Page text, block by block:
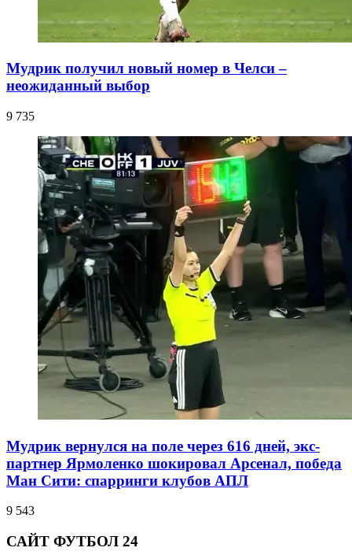
Мудрик получил новый номер в Челси –
неожиданный выбор
9 735
Мудрик вернулся на поле через 616 дней, экс-
партнер Ярмоленко шокировал Арсенал, победа
Ман Сити: спарринги клубов АПЛ
9 543
САЙТ ФУТБОЛ 24